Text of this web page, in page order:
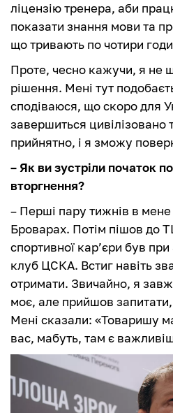
ліцензію тренера, аби
показати знання мови та
що тривають по чотири
Проте, чесно кажучи, я не
рішення. Мені тут
сподіваюся, що скоро для
завершиться цивілізовано
прийнятно, і я зможу
– Як ви зустріли початок
вторгнення?
– Перші пару тижнів в мене
Броварах. Потім пішов до
спортивної кар’єри був при
клуб ЦСКА. Встиг навіть
отримати. Звичайно, я
моє, але прийшов
Мені сказали: «Товаришу
вас, мабуть, там є